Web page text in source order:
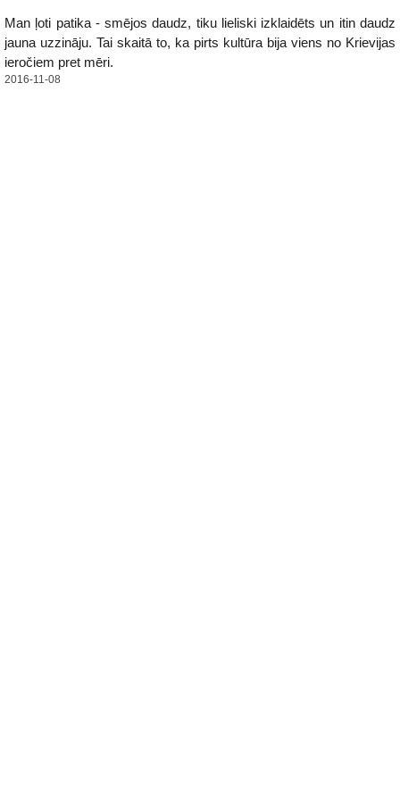
Man ļoti patika - smējos daudz, tiku lieliski izklaidēts un itin daudz
jauna uzzināju. Tai skaitā to, ka pirts kultūra bija viens no Krievijas
ieročiem pret mēri.
2016-11-08